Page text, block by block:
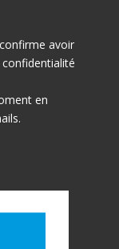
avoir
en